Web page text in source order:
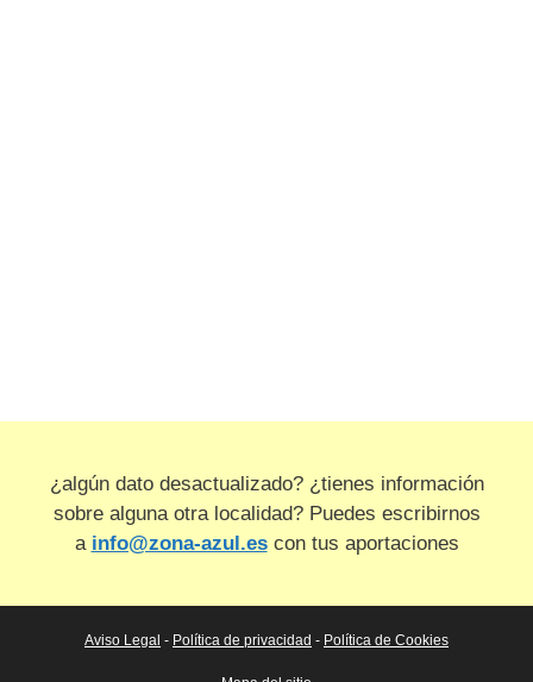
¿algún dato desactualizado? ¿tienes información
sobre alguna otra localidad? Puedes escribirnos
a info@zona-azul.escon tus aportaciones
Aviso Legal - Política de privacidad - Política de Cookies